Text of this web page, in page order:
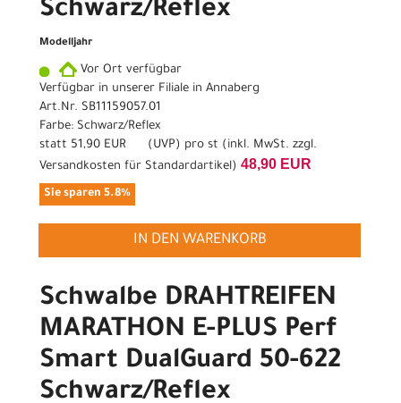
Schwarz/Reflex
Modelljahr
Vor Ort verfügbar
Verfügbar in unserer Filiale in Annaberg
Art.Nr. SB11159057.01
Farbe: Schwarz/Reflex
statt 51,90 EUR ( UVP) pro st (inkl. MwSt. zzgl.
Versandkosten für Standardartikel) 48,90 EUR
Sie sparen 5.8%
IN DEN WARENKORB
Schwalbe DRAHTREIFEN
MARATHON E-PLUS Perf
Smart DualGuard 50-622
Schwarz/Reflex